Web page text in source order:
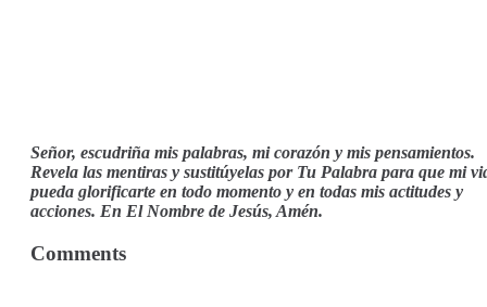
Señor, escudriña mis palabras, mi corazón y mis pensamientos.
Revela las mentiras y sustitúyelas por Tu Palabra para que mi
pueda glorificarte en todo momento y en todas mis actitudes y
acciones. En El Nombre de Jesús, Amén.
Comments